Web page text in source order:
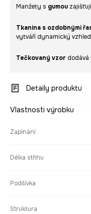
Manžety s gumou
Tkanina s ozdobnými
vytváří dynamický
Tečkovaný vzor dodává
Detaily produktu
Vlastnosti výrobku
Zapínání
Délka střihu
Podšívka
Struktura